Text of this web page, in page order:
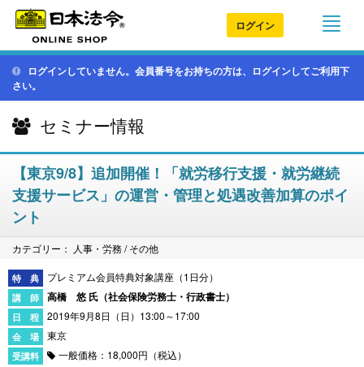
ログイン
ログインしていません。会員番号をお持ちの方は、ログインしてご利用下
さい。
セミナー情報
【東京9/8】追加開催！「就労移行支援・就労継続
支援サービス」の運営・管理と処遇改善加算のポイ
ント
カテゴリー： 人事・労務 / その他
プレミアム会員特典対象講座（1日分）
高橋 悠 氏（社会保険労務士・行政書士）
2019年9月8日（日）13:00～17:00
東京
一般価格：18,000円（税込）